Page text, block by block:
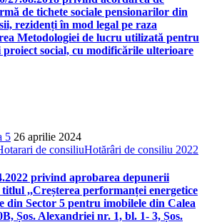
de tichete sociale pensionarilor din
rezidenți în mod legal pe raza
Metodologiei de lucru utilizată pentru
proiect social, cu modificările ulterioare
5 26 aprilie 2024
de consiliuHotărâri de consiliu 2022
privind aprobarea depunerii
,,Creșterea performanței energetice
din Sector 5 pentru imobilele din Calea
Șos. Alexandriei nr. 1, bl. 1- 3, Șos.